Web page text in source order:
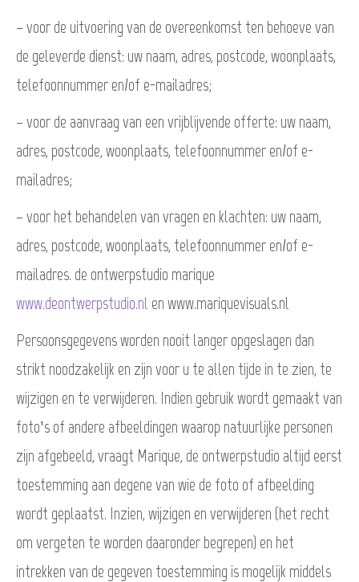
– voor de uitvoering van de overeenkomst ten behoeve van
de geleverde dienst: uw naam, adres, postcode, woonplaats,
telefoonnummer en/of e-mailadres;
– voor de aanvraag van een vrijblijvende offerte: uw naam,
adres, postcode, woonplaats, telefoonnummer en/of e-
mailadres;
– voor het behandelen van vragen en klachten: uw naam,
adres, postcode, woonplaats, telefoonnummer en/of e-
mailadres. de ontwerpstudio marique
www.deontwerpstudio.nl en www.mariquevisuals.nl
Persoonsgegevens worden nooit langer opgeslagen dan
strikt noodzakelijk en zijn voor u te allen tijde in te zien, te
wijzigen en te verwijderen. Indien gebruik wordt gemaakt van
foto’s of andere afbeeldingen waarop natuurlijke personen
zijn afgebeeld, vraagt Marique, de ontwerpstudio altijd eerst
toestemming aan degene van wie de foto of afbeelding
wordt geplaatst. Inzien, wijzigen en verwijderen (het recht
om vergeten te worden daaronder begrepen) en het
intrekken van de gegeven toestemming is mogelijk middels